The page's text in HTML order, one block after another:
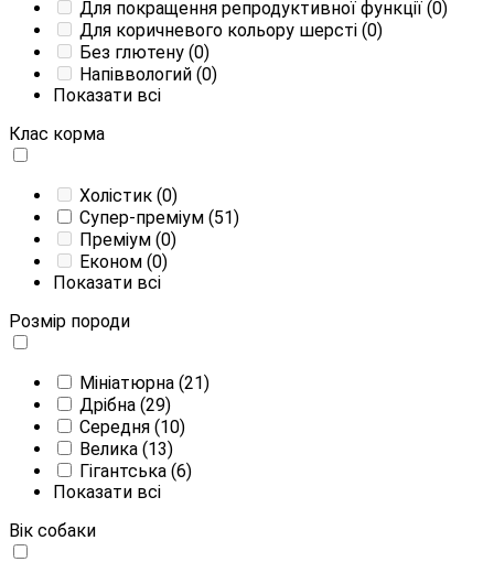
Для покращення репродуктивної функції (0)
Для коричневого кольору шерсті (0)
Без глютену (0)
Напіввологий (0)
Показати всі
Клас корма
Холістик (0)
Супер-преміум (51)
Преміум (0)
Економ (0)
Показати всі
Розмір породи
Мініатюрна (21)
Дрібна (29)
Середня (10)
Велика (13)
Гігантська (6)
Показати всі
Вік собаки